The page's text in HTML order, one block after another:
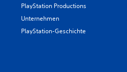
PlayStation Productions
Unternehmen
PlayStation-Geschichte